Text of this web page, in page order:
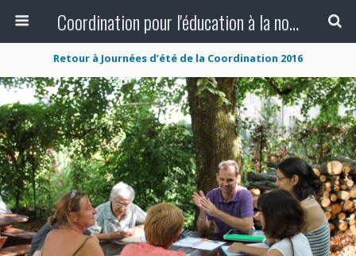
Coordination pour l'éducation à la non-violence et à la paix
Retour à Journées d’été de la Coordination 2016